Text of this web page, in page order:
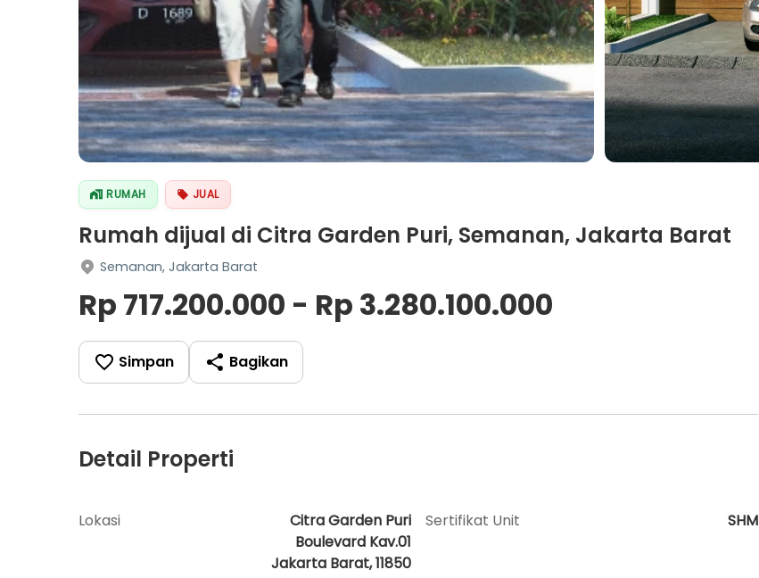
RUMAH JUAL
Rumah dijual di Citra Garden Puri, Semanan, Jakarta Barat
Semanan, Jakarta Barat
Rp 717.200.000 - Rp 3.280.100.000
Simpan Bagikan
Detail Properti
Lokasi
Citra Garden Puri
Boulevard Kav.01
Jakarta Barat, 11850
Sertifikat Unit SHM